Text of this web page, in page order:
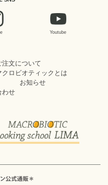
Youtube
注文について
クロビオティックとは
お知らせ
わせ